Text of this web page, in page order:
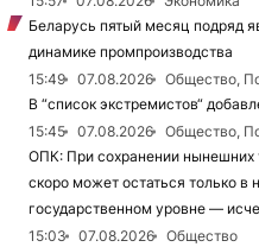
Беларусь пятый месяц подряд
динамике промпроизводства
15:49
07.08.2026
Общество,
В “список экстремистов“
15:45
07.08.2026
Общество,
ОПК: При сохранении нынешних
скоро может остаться только в
государственном уровне —
15:03
07.08.2026
Общество